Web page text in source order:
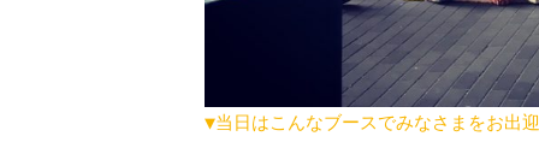
▼当日はこんなブースでみなさまをお出